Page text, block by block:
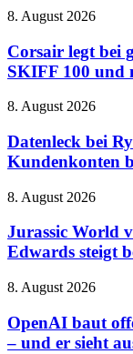
–
charmant
und
manchmal
etwas
sehr
von
gestern
Corsair
bei
günstiger
Gaming-
nach:
100
und
HARPOON
8. August 2026
Corsair legt bei
SKIFF 100 und
Datenleck
Ryde:
Rund
4,5
Kundenkonten
8. August 2026
Datenleck bei
Kundenkonten
Jurassic
verliert
seinen
Regisseur:
Edwards
beim
Rebirth-
8. August 2026
Jurassic World
Edwards steigt
OpenAI
offenbar
einen
8. August 2026
OpenAI baut
– und er sieht